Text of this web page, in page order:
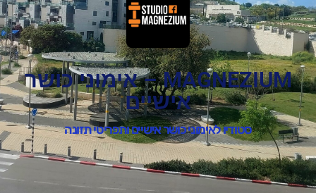
MAGNEZIUM – אימוני כושר
אישיים
לאימוני כושר אישיים ותפריטי תזונה